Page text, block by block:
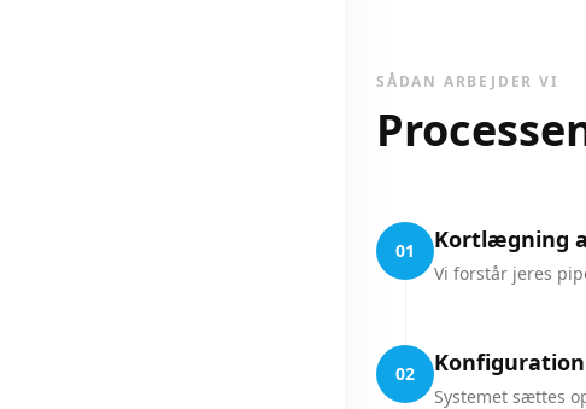
SÅDAN ARBEJDER VI
01 Kortlægning
Vi forstår jeres
02
Systemet sættes